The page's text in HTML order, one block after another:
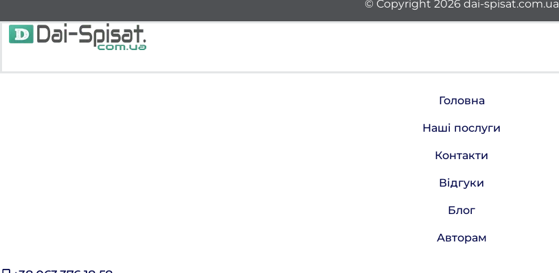
© Copyright 2026 dai-spisat.com.ua
Головна
Наші послуги
Контакти
Відгуки
Блог
Авторам